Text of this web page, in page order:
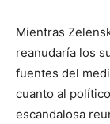
Mientras
reanudaría los
fuentes del
cuanto al
escandalosa